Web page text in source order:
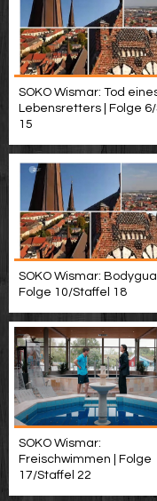
SOKO Wismar: Tod
Lebensretters | Folge 6/
15
SOKO Wismar:
Folge 10/Staffel 18
SOKO Wismar:
Freischwimmen | Folge
17/Staffel 22